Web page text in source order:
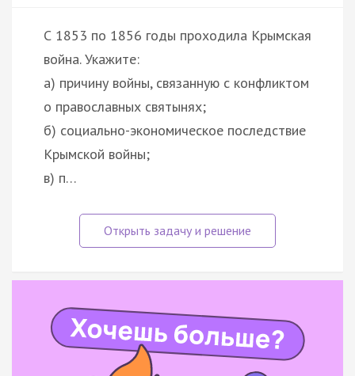
С 1853 по 1856 годы проходила Крымская
война. Укажите:
а) причину войны, связанную с конфликтом
о православных святынях;
б) социально-экономическое последствие
Крымской войны;
в) п…